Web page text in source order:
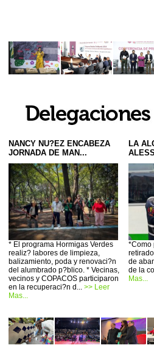
NANCY NU?EZ ENCABEZA
JORNADA DE MAN...
* El programa Hormigas Verdes
realiz? labores de limpieza,
balizamiento, poda y renovaci?n
del alumbrado p?blico. * Vecinas,
vecinos y COPACOS participaron
en la recuperaci?n d... >> Leer
Mas...
LA
*Como
de
de la
Mas...